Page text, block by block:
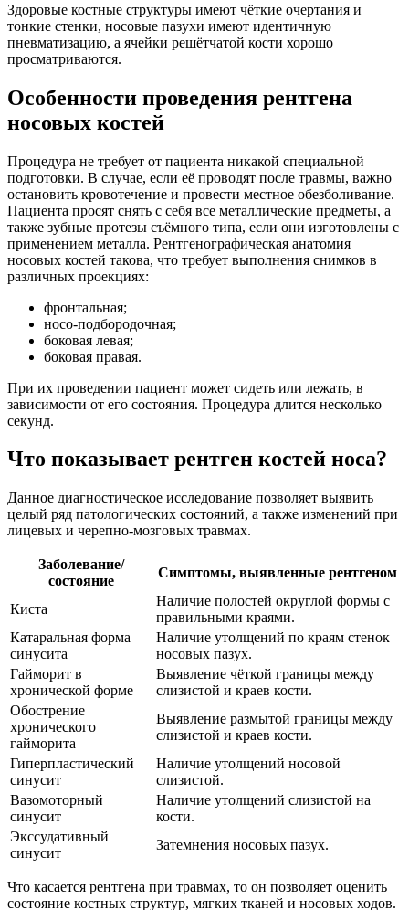
Здоровые костные структуры имеют чёткие очертания и
тонкие стенки, носовые пазухи имеют идентичную
пневматизацию, а ячейки решётчатой кости хорошо
просматриваются.
Особенности проведения рентгена
носовых костей
Процедура не требует от пациента никакой специальной
подготовки. В случае, если её проводят после травмы, важно
остановить кровотечение и провести местное обезболивание.
Пациента просят снять с себя все металлические предметы, а
также зубные протезы съёмного типа, если они изготовлены с
применением металла. Рентгенографическая анатомия
носовых костей такова, что требует выполнения снимков в
различных проекциях:
фронтальная;
носо-подбородочная;
боковая левая;
боковая правая.
При их проведении пациент может сидеть или лежать, в
зависимости от его состояния. Процедура длится несколько
секунд.
Что показывает рентген костей носа?
Данное диагностическое исследование позволяет выявить
целый ряд патологических состояний, а также изменений при
лицевых и черепно-мозговых травмах.
Заболевание/
состояние
Симптомы, выявленные рентгеном
Киста
Наличие полостей округлой формы с
правильными краями.
Катаральная форма
синусита
Наличие утолщений по краям стенок
носовых пазух.
Гайморит в
хронической форме
Выявление чёткой границы между
слизистой и краев кости.
Обострение
хронического
гайморита
Выявление размытой границы между
слизистой и краев кости.
Гиперпластический
синусит
Наличие утолщений носовой
слизистой.
Вазомоторный
синусит
Наличие утолщений слизистой на
кости.
Экссудативный
синусит
Затемнения носовых пазух.
Что касается рентгена при травмах, то он позволяет оценить
состояние костных структур, мягких тканей и носовых ходов.